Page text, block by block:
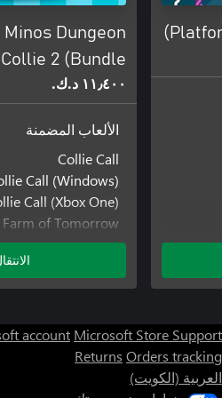
Dungeon
2 (Bundle)
١١٫٤٠٠ د.ك.‏
الألعاب المضمنة
Collie Call
Call (Windows)
Call (Xbox One)
Farm of Tomorrow
(Windows)
(Xbox One)
Minis in Conflict
(Xbox One)
Minos Dungeon
(Xbox One)
account Microsoft Store Support
Returns Orders tracking
العربية (الكويت)